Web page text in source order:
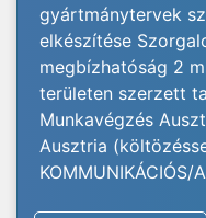
gyártmánytervek
elkészítése
megbízhatóság 2
területen szerzett
Munkavégzés
Ausztria
KOMMUNIKÁCIÓS/